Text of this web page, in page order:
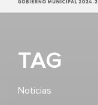
TAG
Noticias